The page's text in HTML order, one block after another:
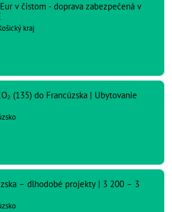
v čistom - doprava zabezpečená v
kraj
(135) do Francúzska | Ubytovanie
– dlhodobé projekty | 3 200 – 3